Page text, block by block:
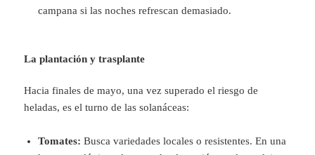
campana si las noches refrescan demasiado.
La plantación y trasplante
Hacia finales de mayo, una vez superado el riesgo de
heladas, es el turno de las solanáceas:
Tomates: Busca variedades locales o resistentes. En una